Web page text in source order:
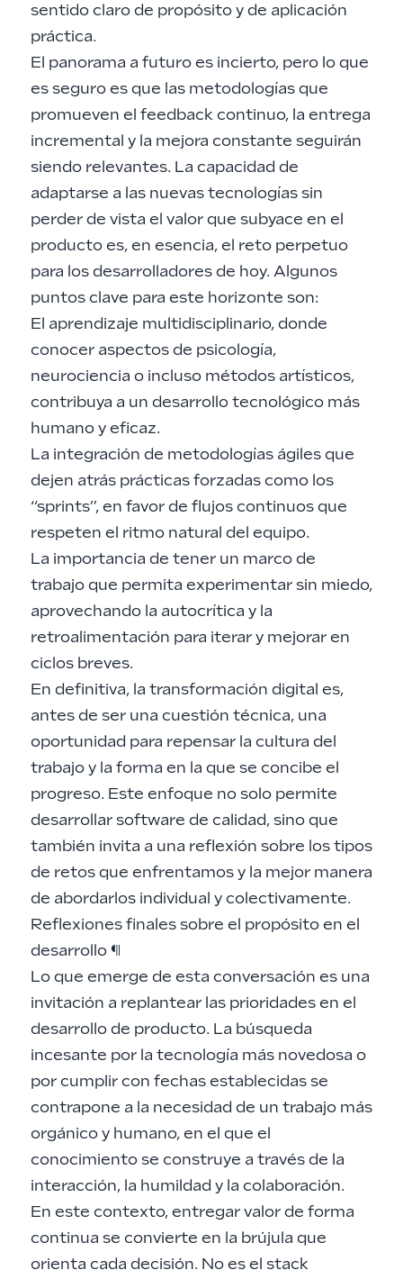
sentido claro de propósito y de aplicación
práctica.
El panorama a futuro es incierto, pero lo que
es seguro es que las metodologías que
promueven el feedback continuo, la entrega
incremental y la mejora constante seguirán
siendo relevantes. La capacidad de
adaptarse a las nuevas tecnologías sin
perder de vista el valor que subyace en el
producto es, en esencia, el reto perpetuo
para los desarrolladores de hoy. Algunos
puntos clave para este horizonte son:
El aprendizaje multidisciplinario, donde
conocer aspectos de psicología,
neurociencia o incluso métodos artísticos,
contribuya a un desarrollo tecnológico más
humano y eficaz.
La integración de metodologías ágiles que
dejen atrás prácticas forzadas como los
“sprints”, en favor de flujos continuos que
respeten el ritmo natural del equipo.
La importancia de tener un marco de
trabajo que permita experimentar sin miedo,
aprovechando la autocrítica y la
retroalimentación para iterar y mejorar en
ciclos breves.
En definitiva, la transformación digital es,
antes de ser una cuestión técnica, una
oportunidad para repensar la cultura del
trabajo y la forma en la que se concibe el
progreso. Este enfoque no solo permite
desarrollar software de calidad, sino que
también invita a una reflexión sobre los tipos
de retos que enfrentamos y la mejor manera
de abordarlos individual y colectivamente.
Reflexiones finales sobre el propósito en el
desarrollo ¶
Lo que emerge de esta conversación es una
invitación a replantear las prioridades en el
desarrollo de producto. La búsqueda
incesante por la tecnología más novedosa o
por cumplir con fechas establecidas se
contrapone a la necesidad de un trabajo más
orgánico y humano, en el que el
conocimiento se construye a través de la
interacción, la humildad y la colaboración.
En este contexto, entregar valor de forma
continua se convierte en la brújula que
orienta cada decisión. No es el stack